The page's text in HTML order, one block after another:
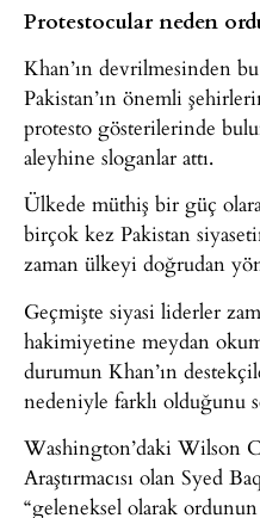
Protestocular neden
Khan’ın devrilmesinden
Pakistan’ın önemli
protesto gösterilerinde
aleyhine sloganlar attı.
Ülkede müthiş bir güç
birçok kez Pakistan
zaman ülkeyi doğrudan
Geçmişte siyasi liderler
hakimiyetine meydan
durumun Khan’ın
nedeniyle farklı olduğunu
Washington’daki Wilson
Araştırmacısı olan Syed
“geleneksel olarak